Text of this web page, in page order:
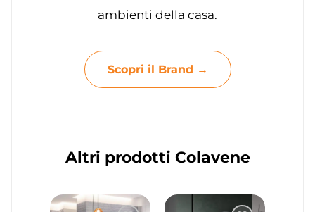
ambienti della casa.
Scopri il Brand →
Altri prodotti Colavene